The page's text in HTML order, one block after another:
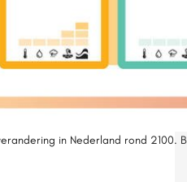
in Nederland rond 2100.